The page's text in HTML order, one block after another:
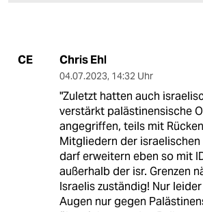
CE Chris Ehl
04.07.2023, 14:32 Uhr
"Zuletzt hatten auch
verstärkt palästinensische
angegriffen, teils mit
Mitgliedern der israelischen
darf erweitern eben so mit
außerhalb der isr. Grenzen
Israelis zuständig! Nur
Augen nur gegen